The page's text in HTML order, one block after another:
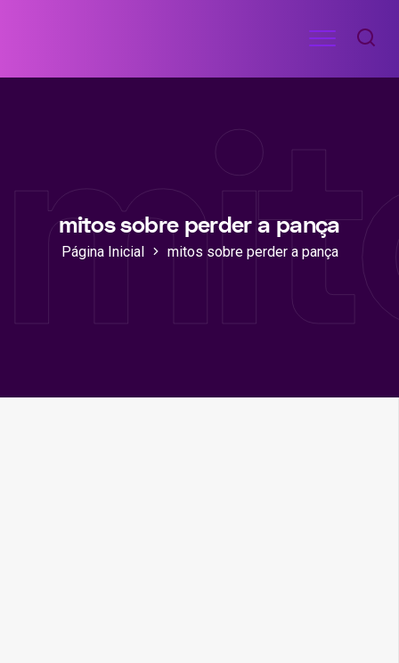
conteúdo
RECEITAS
ACADEMIA
Menu
mitos sobre perder a pança
Página Inicial mitos sobre perder a pança